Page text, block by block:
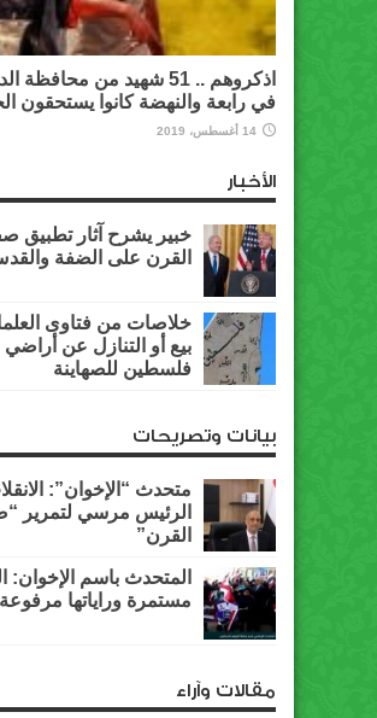
اذكروهم .. 51 شهيد من محافظة
في رابعة والنهضة كانوا يستحقون
14 أغسطس، 2019
الأخبار
خبير يشرح آثار تطبيق
القرن على الضفة
خلاصات من فتاوى
بيع أو التنازل عن أراضي
فلسطين للصهاينة
بيانات وتصريحات
متحدث “الإخوان”:
الرئيس مرسي لتمرير
القرن”
المتحدث باسم الإخوان:
مستمرة وراياتها مرفوعة
مقالات وآراء